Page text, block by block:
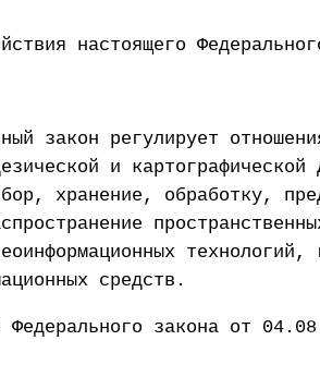
настоящего
закон регулирует
и
хранение, обработку,
технологий,
средств.
Федерального закона от